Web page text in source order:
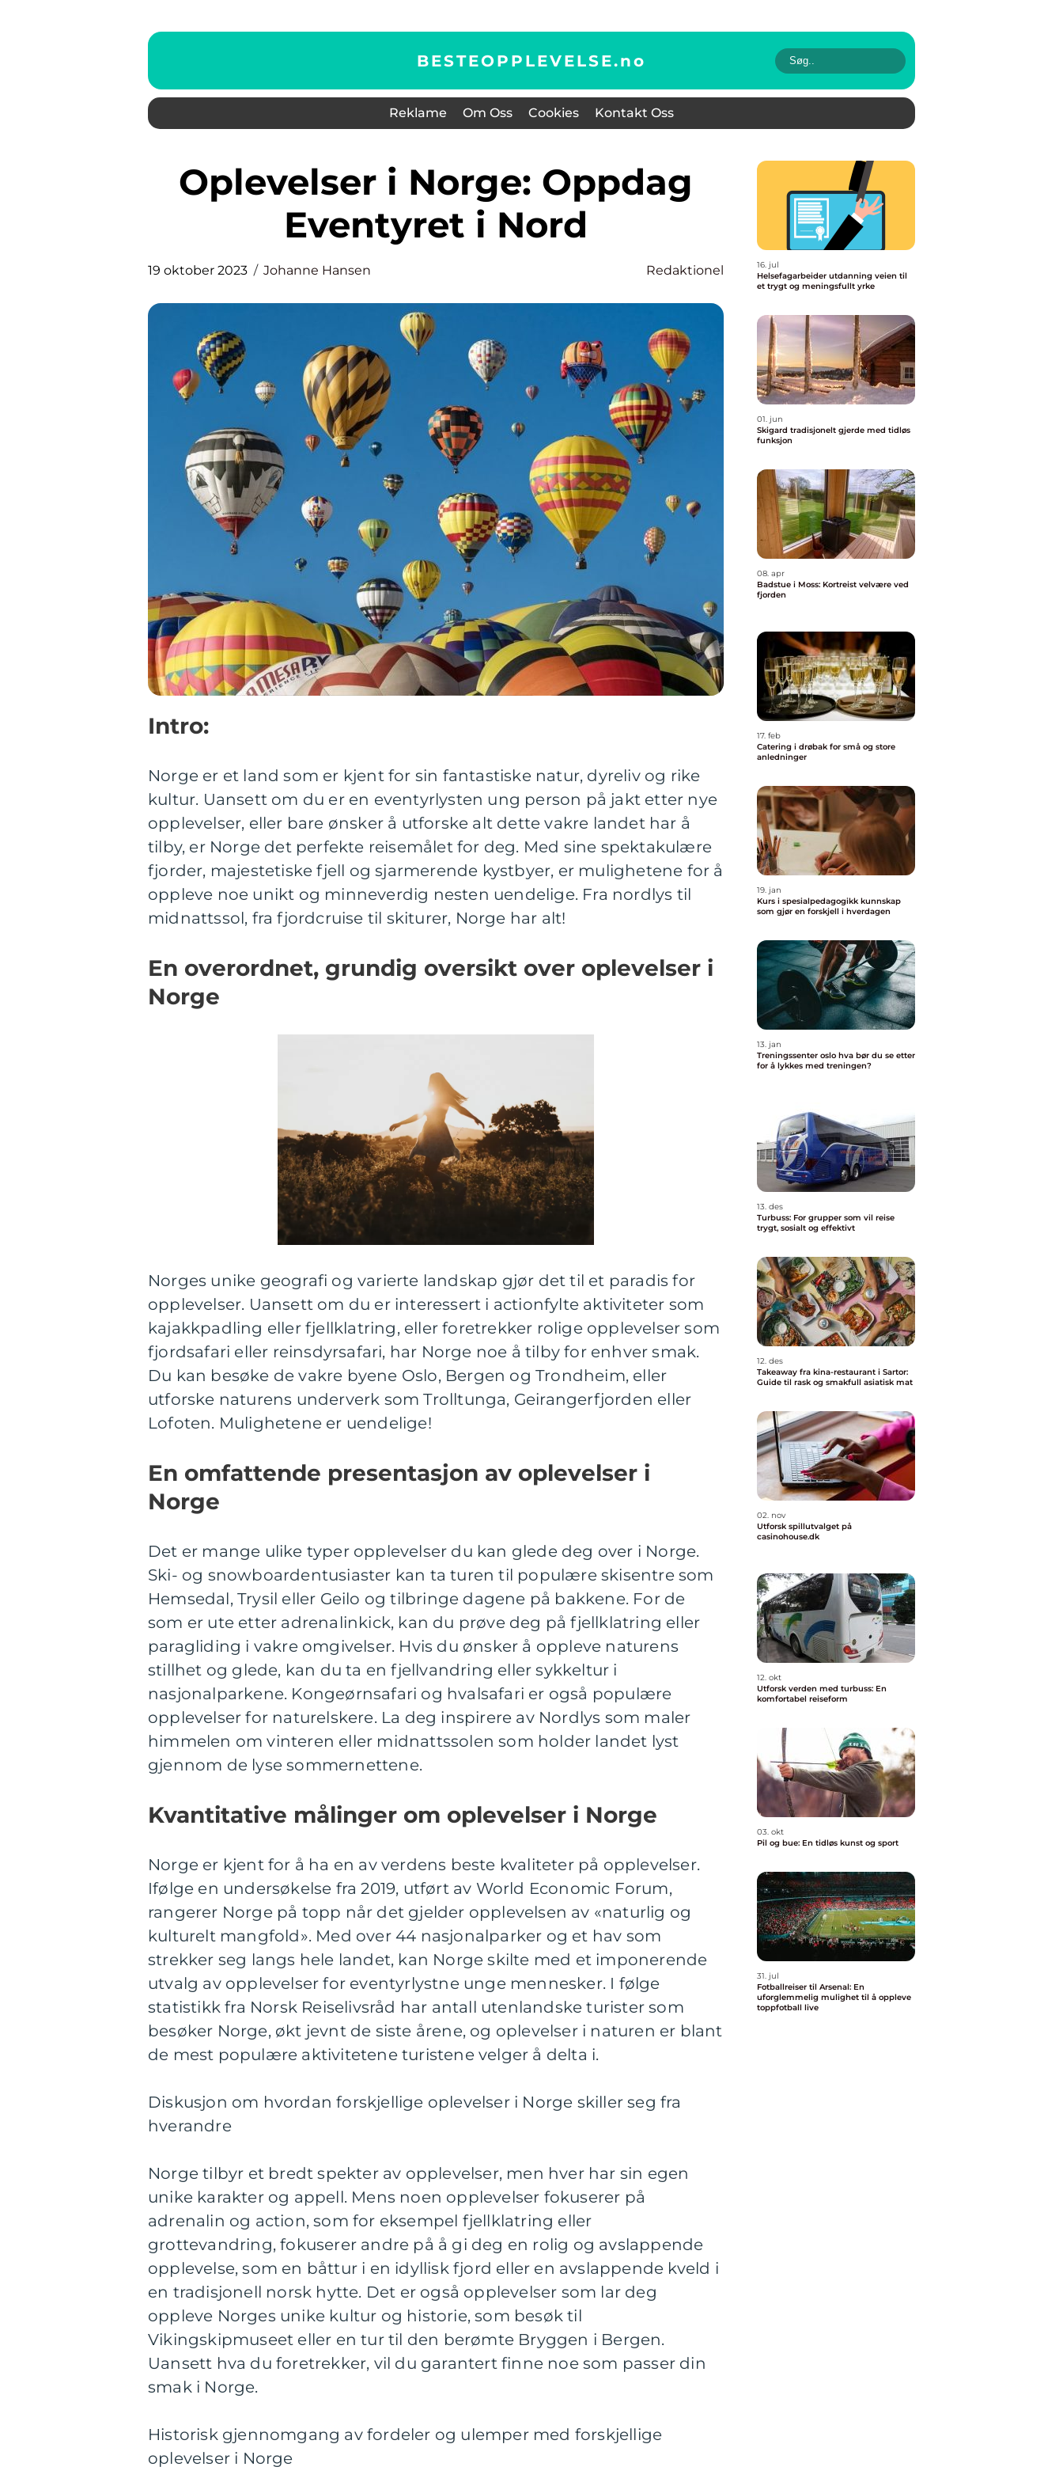
BESTEOPPLEVELSE.no
Reklame Om Oss Cookies Kontakt Oss
Oplevelser i Norge: Oppdag
Eventyret i Nord
19 oktober 2023 Johanne Hansen Redaktionel
Intro:
Norge er et land som er kjent for sin fantastiske natur, dyreliv og rike
kultur. Uansett om du er en eventyrlysten ung person på jakt etter nye
opplevelser, eller bare ønsker å utforske alt dette vakre landet har å
tilby, er Norge det perfekte reisemålet for deg. Med sine spektakulære
fjorder, majestetiske fjell og sjarmerende kystbyer, er mulighetene for å
oppleve noe unikt og minneverdig nesten uendelige. Fra nordlys til
midnattssol, fra fjordcruise til skiturer, Norge har alt!
En overordnet, grundig oversikt over oplevelser i
Norge
Norges unike geografi og varierte landskap gjør det til et paradis for
opplevelser. Uansett om du er interessert i actionfylte aktiviteter som
kajakkpadling eller fjellklatring, eller foretrekker rolige opplevelser som
fjordsafari eller reinsdyrsafari, har Norge noe å tilby for enhver smak.
Du kan besøke de vakre byene Oslo, Bergen og Trondheim, eller
utforske naturens underverk som Trolltunga, Geirangerfjorden eller
Lofoten. Mulighetene er uendelige!
En omfattende presentasjon av oplevelser i
Norge
Det er mange ulike typer opplevelser du kan glede deg over i Norge.
Ski- og snowboardentusiaster kan ta turen til populære skisentre som
Hemsedal, Trysil eller Geilo og tilbringe dagene på bakkene. For de
som er ute etter adrenalinkick, kan du prøve deg på fjellklatring eller
paragliding i vakre omgivelser. Hvis du ønsker å oppleve naturens
stillhet og glede, kan du ta en fjellvandring eller sykkeltur i
nasjonalparkene. Kongeørnsafari og hvalsafari er også populære
opplevelser for naturelskere. La deg inspirere av Nordlys som maler
himmelen om vinteren eller midnattssolen som holder landet lyst
gjennom de lyse sommernettene.
Kvantitative målinger om oplevelser i Norge
Norge er kjent for å ha en av verdens beste kvaliteter på opplevelser.
Ifølge en undersøkelse fra 2019, utført av World Economic Forum,
rangerer Norge på topp når det gjelder opplevelsen av «naturlig og
kulturelt mangfold». Med over 44 nasjonalparker og et hav som
strekker seg langs hele landet, kan Norge skilte med et imponerende
utvalg av opplevelser for eventyrlystne unge mennesker. I følge
statistikk fra Norsk Reiselivsråd har antall utenlandske turister som
besøker Norge, økt jevnt de siste årene, og oplevelser i naturen er blant
de mest populære aktivitetene turistene velger å delta i.
Diskusjon om hvordan forskjellige oplevelser i Norge skiller seg fra
hverandre
Norge tilbyr et bredt spekter av opplevelser, men hver har sin egen
unike karakter og appell. Mens noen opplevelser fokuserer på
adrenalin og action, som for eksempel fjellklatring eller
grottevandring, fokuserer andre på å gi deg en rolig og avslappende
opplevelse, som en båttur i en idyllisk fjord eller en avslappende kveld i
en tradisjonell norsk hytte. Det er også opplevelser som lar deg
oppleve Norges unike kultur og historie, som besøk til
Vikingskipmuseet eller en tur til den berømte Bryggen i Bergen.
Uansett hva du foretrekker, vil du garantert finne noe som passer din
smak i Norge.
Historisk gjennomgang av fordeler og ulemper med forskjellige
oplevelser i Norge
16. jul
Helsefagarbeider utdanning veien til
et trygt og meningsfullt yrke
01. jun
Skigard tradisjonelt gjerde med tidløs
funksjon
08. apr
Badstue i Moss: Kortreist velvære ved
fjorden
17. feb
Catering i drøbak for små og store
anledninger
19. jan
Kurs i spesialpedagogikk kunnskap
som gjør en forskjell i hverdagen
13. jan
Treningssenter oslo hva bør du se etter
for å lykkes med treningen?
13. des
Turbuss: For grupper som vil reise
trygt, sosialt og effektivt
12. des
Takeaway fra kina-restaurant i Sartor:
Guide til rask og smakfull asiatisk mat
02. nov
Utforsk spillutvalget på
casinohouse.dk
12. okt
Utforsk verden med turbuss: En
komfortabel reiseform
03. okt
Pil og bue: En tidløs kunst og sport
31. jul
Fotballreiser til Arsenal: En
uforglemmelig mulighet til å oppleve
toppfotball live